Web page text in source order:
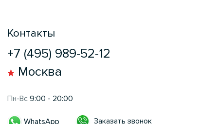
Контакты
+7 (495) 989-52-12
Москва
Пн-Вс 9:00 - 20:00
WhatsApp
Заказать звонок